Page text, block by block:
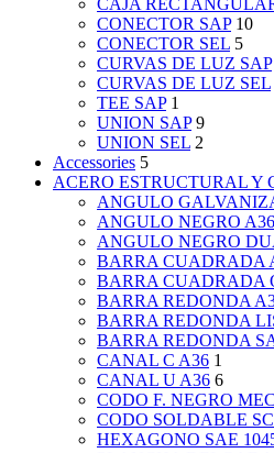
CONECTOR SAP 10
CONECTOR SEL 5
CURVAS DE LUZ SAP
CURVAS DE LUZ SEL
TEE SAP 1
UNION SAP 9
UNION SEL 2
Accessories 5
ACERO ESTRUCTURAL Y
ANGULO
ANGULO NEGRO A36
ANGULO NEGRO
BARRA CUADRADA
BARRA CUADRADA
BARRA REDONDA
BARRA REDONDA
BARRA REDONDA
CANAL C A36 1
CANAL U A36 6
CODO F. NEGRO
CODO SOLDABLE
HEXAGONO SAE